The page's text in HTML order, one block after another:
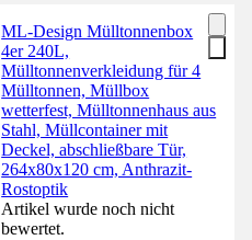
ML-Design Mülltonnenbox
4er 240L,
Mülltonnenverkleidung für 4
Mülltonnen, Müllbox
wetterfest, Mülltonnenhaus aus
Stahl, Müllcontainer mit
Deckel, abschließbare Tür,
264x80x120 cm, Anthrazit-
Rostoptik
Artikel wurde noch nicht
bewertet.